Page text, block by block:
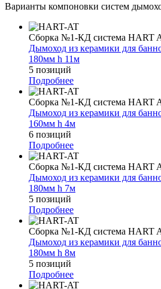
Варианты компоновки систем
Сборка №1-КД система HART
Дымоход из керамики для
180мм h 11м
5 позиций
Подробнее
Сборка №1-КД система HART
Дымоход из керамики для
160мм h 4м
6 позиций
Подробнее
Сборка №1-КД система HART
Дымоход из керамики для
180мм h 7м
5 позиций
Подробнее
Сборка №1-КД система HART
Дымоход из керамики для
180мм h 8м
5 позиций
Подробнее